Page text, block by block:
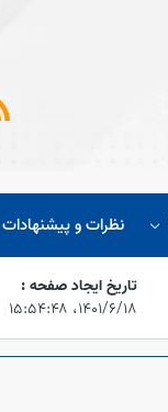
نظرات و پیشنهادات
تاریخ ایجاد صفحه :
۱۴۰۱/۶/۱۸،‏ ۱۵:۵۴:۴۸